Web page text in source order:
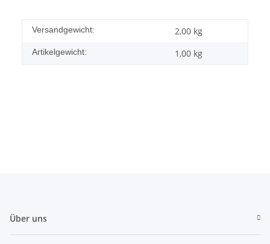
Versandgewicht: 2,00 kg
Artikelgewicht: 1,00 kg
Über uns